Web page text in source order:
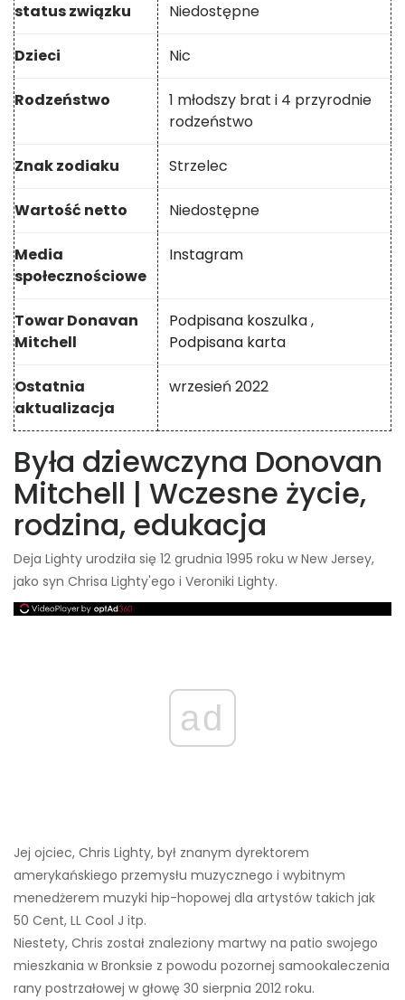
status związku Niedostępne
Dzieci Nic
Rodzeństwo
1 młodszy brat i 4 przyrodnie
rodzeństwo
Znak zodiaku Strzelec
Wartość netto Niedostępne
Media
społecznościowe
Instagram
Towar Donavan
Mitchell
Podpisana koszulka,
Podpisana karta
Ostatnia
aktualizacja
wrzesień 2022
Była dziewczyna Donovan
Mitchell | Wczesne życie,
rodzina, edukacja
Deja Lighty urodziła się 12 grudnia 1995 roku w New Jersey,
jako syn Chrisa Lighty'ego i Veroniki Lighty.
ad
Jej ojciec, Chris Lighty, był znanym dyrektorem
amerykańskiego przemysłu muzycznego i wybitnym
menedżerem muzyki hip-hopowej dla artystów takich jak
50 Cent, LL Cool J itp.
Niestety, Chris został znaleziony martwy na patio swojego
mieszkania w Bronksie z powodu pozornej samookaleczenia
rany postrzałowej w głowę 30 sierpnia 2012 roku.